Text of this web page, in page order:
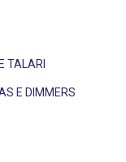
TALARI
E DIMMERS